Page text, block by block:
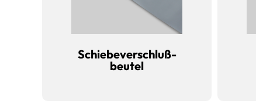
Schiebeverschluß-
beutel